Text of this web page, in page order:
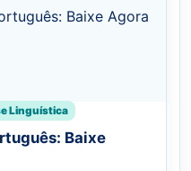
Linguística
Baixe